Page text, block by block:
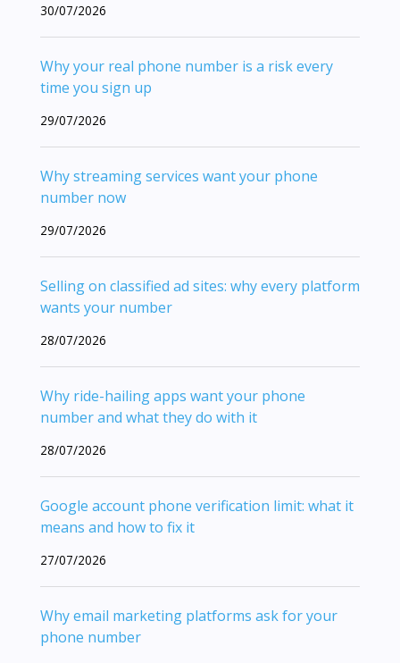
30/07/2026
Why your real phone number is a risk every
time you sign up
29/07/2026
Why streaming services want your phone
number now
29/07/2026
Selling on classified ad sites: why every platform
wants your number
28/07/2026
Why ride-hailing apps want your phone
number and what they do with it
28/07/2026
Google account phone verification limit: what it
means and how to fix it
27/07/2026
Why email marketing platforms ask for your
phone number